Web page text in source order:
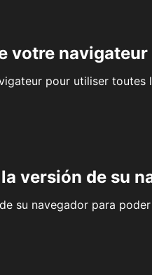
votre navigateur
pour utiliser
versión de su
su navegador para